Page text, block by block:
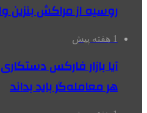
روسیه از مراکش بنزین
1 هفته پیش
آیا بازار فارکس
هر معامله‌گر باید بداند